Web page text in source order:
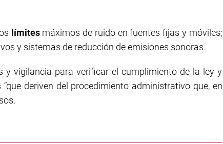
límitesmáximos de ruido en fuentes fijas y móviles;
y sistemas de reducción de emisiones sonoras.
y vigilancia para verificar el cumplimiento de la ley y
deriven del procedimiento administrativo que, en